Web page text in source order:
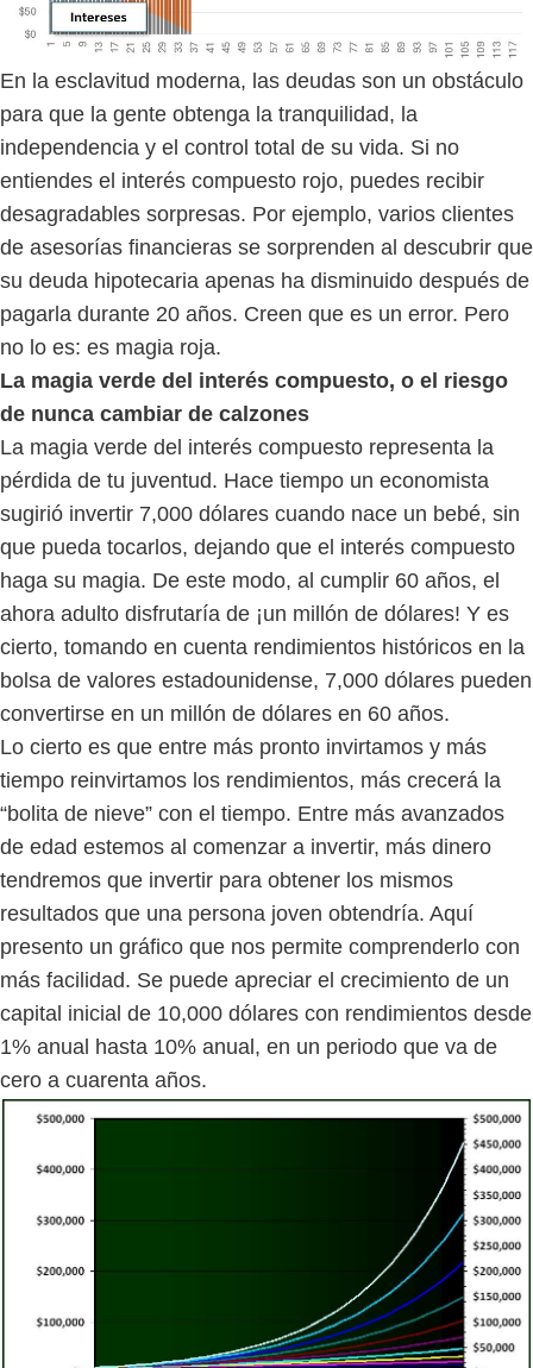
En la esclavitud moderna, las deudas son un obstáculo
para que la gente obtenga la tranquilidad, la
independencia y el control total de su vida. Si no
entiendes el interés compuesto rojo, puedes recibir
desagradables sorpresas. Por ejemplo, varios clientes
de asesorías financieras se sorprenden al descubrir que
su deuda hipotecaria apenas ha disminuido después de
pagarla durante 20 años. Creen que es un error. Pero
no lo es: es magia roja.
La magia verde del interés compuesto, o el riesgo
de nunca cambiar de calzones
La magia verde del interés compuesto representa la
pérdida de tu juventud. Hace tiempo un economista
sugirió invertir 7,000 dólares cuando nace un bebé, sin
que pueda tocarlos, dejando que el interés compuesto
haga su magia. De este modo, al cumplir 60 años, el
ahora adulto disfrutaría de ¡un millón de dólares! Y es
cierto, tomando en cuenta rendimientos históricos en la
bolsa de valores estadounidense, 7,000 dólares pueden
convertirse en un millón de dólares en 60 años.
Lo cierto es que entre más pronto invirtamos y más
tiempo reinvirtamos los rendimientos, más crecerá la
“bolita de nieve” con el tiempo. Entre más avanzados
de edad estemos al comenzar a invertir, más dinero
tendremos que invertir para obtener los mismos
resultados que una persona joven obtendría. Aquí
presento un gráfico que nos permite comprenderlo con
más facilidad. Se puede apreciar el crecimiento de un
capital inicial de 10,000 dólares con rendimientos desde
1% anual hasta 10% anual, en un periodo que va de
cero a cuarenta años.